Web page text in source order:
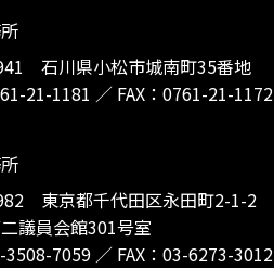
石川県小松市城南町35番地
21-1181 ／ FAX：0761-21-1172
東京都千代田区永田町2-1-2
議員会館301号室
3508-7059／ FAX：03-6273-3012